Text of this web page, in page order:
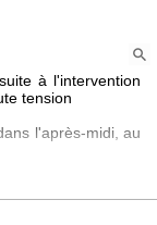
à l'intervention
tension
l'après-midi, au